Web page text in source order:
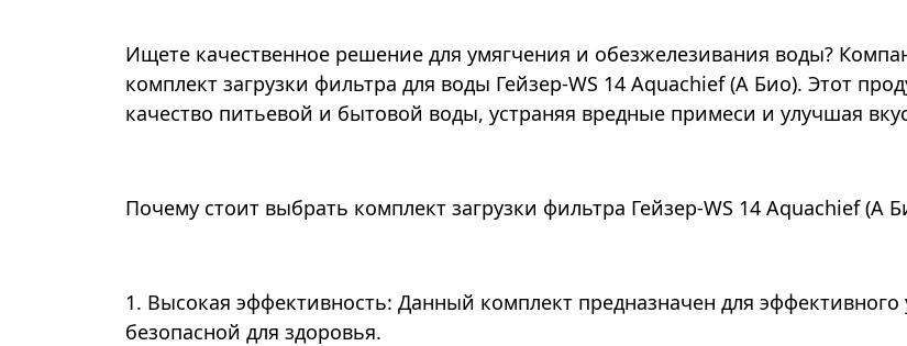
Ищете качественное решение для умягчения и обезжелезивания воды?
комплект загрузки фильтра для воды Гейзер-WS 14 Aquachief (A Био). Этот
качество питьевой и бытовой воды, устраняя вредные примеси и улучшая
Почему стоит выбрать комплект загрузки фильтра Гейзер-WS 14 Aquachief (A
1. Высокая эффективность: Данный комплект предназначен для
безопасной для здоровья.